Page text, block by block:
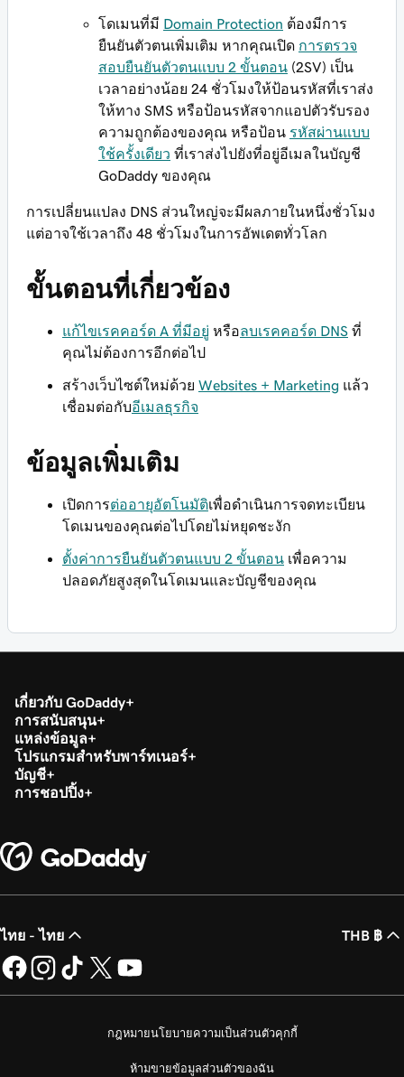
โดเมนที่มี Domain Protection ต้องมีการ
ยืนยันตัวตนเพิ่มเติม หากคุณเปิด การตรวจ
สอบยืนยันตัวตนแบบ 2 ขั้นตอน (2SV) เป็น
เวลาอย่างน้อย 24 ชั่วโมงให้ป้อนรหัสที่เราส่ง
ให้ทาง SMS หรือป้อนรหัสจากแอปตัวรับรอง
ความถูกต้องของคุณ หรือป้อน รหัสผ่านแบบ
ใช้ครั้งเดียว ที่เราส่งไปยังที่อยู่อีเมลในบัญชี
GoDaddy ของคุณ
การเปลี่ยนแปลง DNS ส่วนใหญ่จะมีผลภายในหนึ่งชั่วโมง
แต่อาจใช้เวลาถึง 48 ชั่วโมงในการอัพเดตทั่วโลก
ขั้นตอนที่เกี่ยวข้อง
แก้ไขเรคคอร์ด A ที่มีอยู่ หรือลบเรคคอร์ด DNS ที่
คุณไม่ต้องการอีกต่อไป
สร้างเว็บไซต์ใหม่ด้วย Websites + Marketing แล้ว
เชื่อมต่อกับอีเมลธุรกิจ
ข้อมูลเพิ่มเติม
เปิดการต่ออายุอัตโนมัติเพื่อดำเนินการจดทะเบียน
โดเมนของคุณต่อไปโดยไม่หยุดชะงัก
ตั้งค่าการยืนยันตัวตนแบบ 2 ขั้นตอน เพื่อความ
ปลอดภัยสูงสุดในโดเมนและบัญชีของคุณ
เกี่ยวกับ GoDaddy
การสนับสนุน
แหล่งข้อมูล
โปรแกรมสำหรับพาร์ทเนอร์
บัญชี
การชอปปิ้ง
ไทย - ไทย THB ฿
กฎหมายนโยบายความเป็นส่วนตัวคุกกี้
ห้ามขายข้อมูลส่วนตัวของฉัน